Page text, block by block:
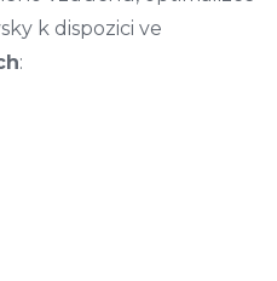
k dispozici ve
: